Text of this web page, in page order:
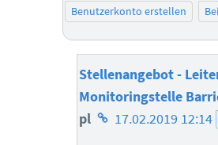
Benutzerkonto erstellen
Stellenangebot -
Monitoringstelle
pl Homepage
17.02.2019 12:14